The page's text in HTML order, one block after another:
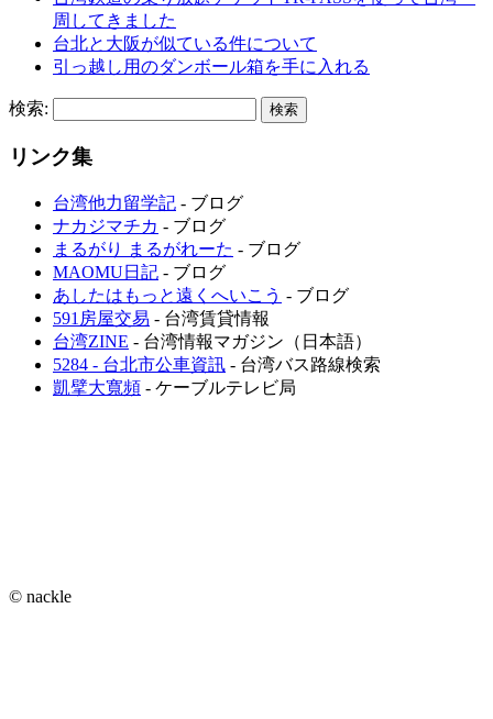
周してきました
台北と大阪が似ている件について
引っ越し用のダンボール箱を手に入れる
検索:
リンク集
台湾他力留学記 - ブログ
ナカジマチカ - ブログ
まるがり まるがれーた - ブログ
MAOMU日記 - ブログ
あしたはもっと遠くへいこう - ブログ
591房屋交易 - 台湾賃貸情報
台湾ZINE - 台湾情報マガジン（日本語）
5284 - 台北市公車資訊 - 台湾バス路線検索
凱擘大寬頻 - ケーブルテレビ局
© nackle